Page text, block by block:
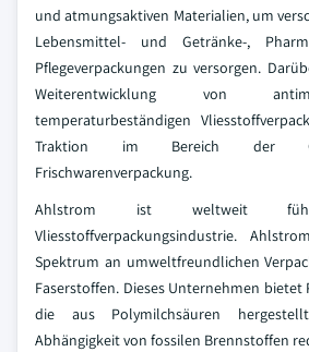
und atmungsaktiven Materialien, um
Lebensmittel- und Getränke-,
Pflegeverpackungen zu versorgen.
Weiterentwicklung von
temperaturbeständigen
Traktion im Bereich der
Frischwarenverpackung.
Ahlstrom ist weltweit
Vliesstoffverpackungsindustrie.
Spektrum an umweltfreundlichen
Faserstoffen. Dieses Unternehmen
die aus Polymilchsäuren
Abhängigkeit von fossilen Brennstoffen